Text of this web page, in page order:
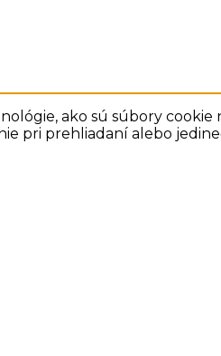
ako sú súbory
pri prehliadaní alebo